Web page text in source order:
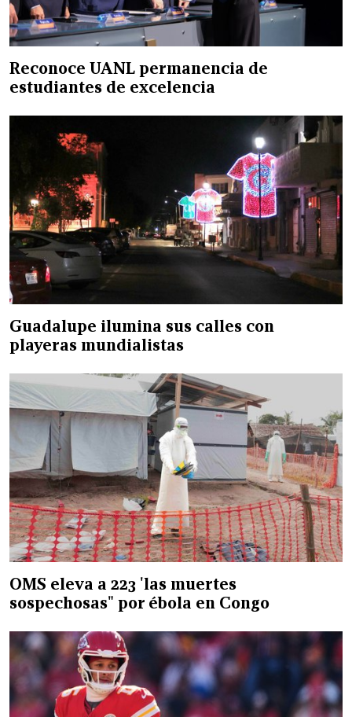
Reconoce UANL permanencia de
estudiantes de excelencia
Guadalupe ilumina sus calles con
playeras mundialistas
OMS eleva a 223 'las muertes
sospechosas" por ébola en Congo